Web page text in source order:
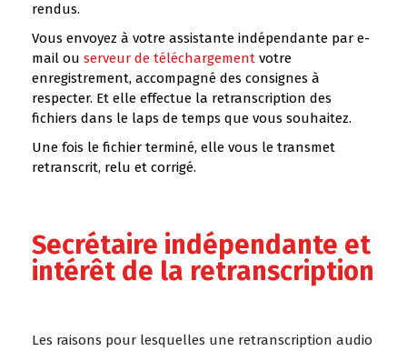
rendus.
Vous envoyez à votre assistante indépendante par e-
mail ou serveur de téléchargement votre
enregistrement, accompagné des consignes à
respecter. Et elle effectue la retranscription des
fichiers dans le laps de temps que vous souhaitez.
Une fois le fichier terminé, elle vous le transmet
retranscrit, relu et corrigé.
Secrétaire indépendante et
intérêt de la retranscription
Les raisons pour lesquelles une retranscription audio